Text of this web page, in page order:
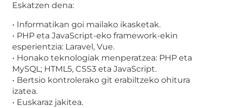
Eskatzen dena:
• Informatikan goi mailako ikasketak.
• PHP eta JavaScript-eko framework-ekin
esperientzia: Laravel, Vue.
• Honako teknologiak menperatzea: PHP eta
MySQL; HTML5, CSS3 eta JavaScript.
• Bertsio kontrolerako git erabiltzeko ohitura
izatea.
• Euskaraz jakitea.